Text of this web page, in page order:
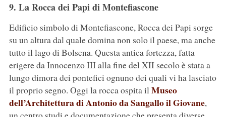
9. La Rocca dei Papi di Montefiascone
Edificio simbolo di Montefiascone, Rocca dei Papi sorge
su un altura dal quale domina non solo il paese, ma anche
tutto il lago di Bolsena. Questa antica fortezza, fatta
erigere da Innocenzo III alla fine del XII secolo è stata a
lungo dimora dei pontefici ognuno dei quali vi ha lasciato
il proprio segno. Oggi la rocca ospita ilMuseo
dell’Architettura di Antonio da Sangallo il Giovane,